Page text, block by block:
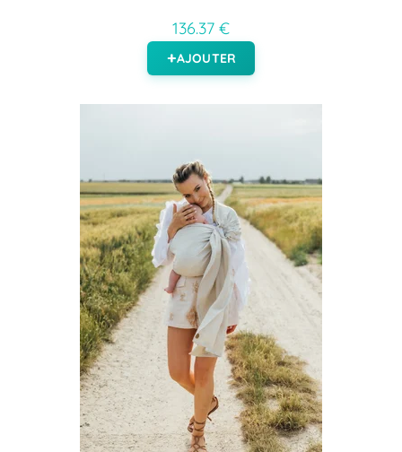
136.37 €
AJOUTER